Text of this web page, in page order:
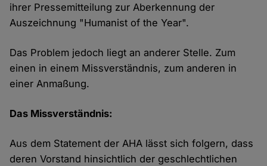
ihrer Pressemitteilung zur Aberkennung der
Auszeichnung "Humanist of the Year".
Das Problem jedoch liegt an anderer Stelle. Zum
einen in einem Missverständnis, zum anderen in
einer Anmaßung.
Das Missverständnis:
Aus dem Statement der AHA lässt sich folgern, dass
deren Vorstand hinsichtlich der geschlechtlichen